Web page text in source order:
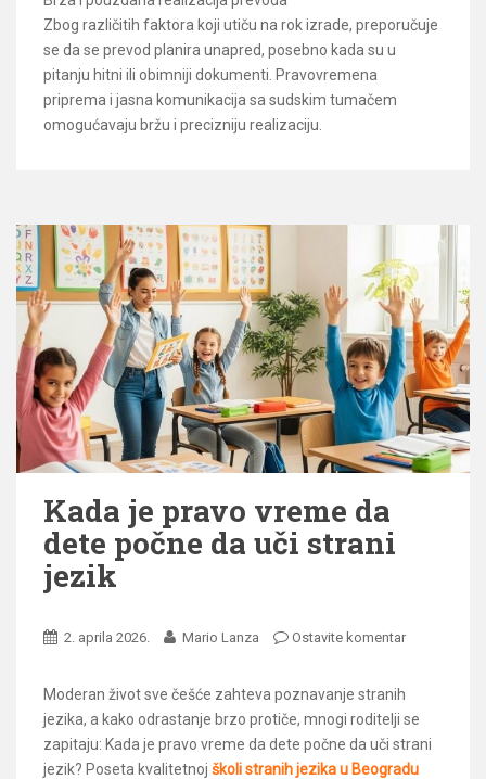
Zbog različitih faktora koji utiču na rok izrade, preporučuje
se da se prevod planira unapred, posebno kada su u
pitanju hitni ili obimniji dokumenti. Pravovremena
priprema i jasna komunikacija sa sudskim tumačem
omogućavaju bržu i precizniju realizaciju.
Kada je pravo vreme da
dete počne da uči strani
jezik
2. aprila 2026. Mario Lanza Ostavite komentar
Moderan život sve češće zahteva poznavanje stranih
jezika, a kako odrastanje brzo protiče, mnogi roditelji se
zapitaju: Kada je pravo vreme da dete počne da uči strani
jezik? Poseta kvalitetnoj školi stranih jezika u Beogradu